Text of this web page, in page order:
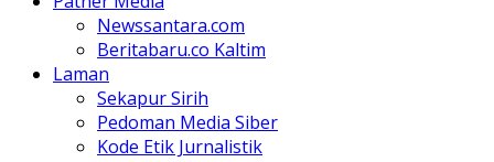
Newssantara.com
Beritabaru.co Kaltim
Laman
Sekapur Sirih
Pedoman Media Siber
Kode Etik Jurnalistik